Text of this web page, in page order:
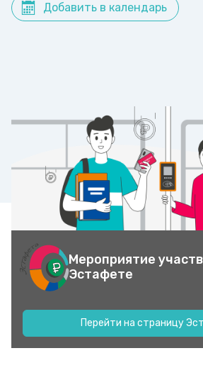
Добавить в календарь
Мероприятие
Эстафете
Перейти на страницу